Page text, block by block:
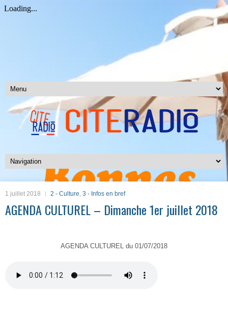
1 juillet 2018 2 - Culture, 3 - Infos en bref
AGENDA CULTUREL – Dimanche 1er juillet 2018
AGENDA CULTUREL du 01/07/2018